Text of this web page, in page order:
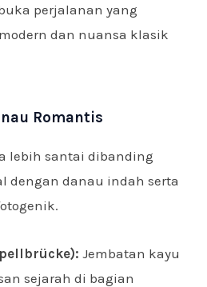
perjalanan yang
dan nuansa klasik
Romantis
lebih santai dibanding
dengan danau indah serta
Jembatan kayu
sejarah di bagian